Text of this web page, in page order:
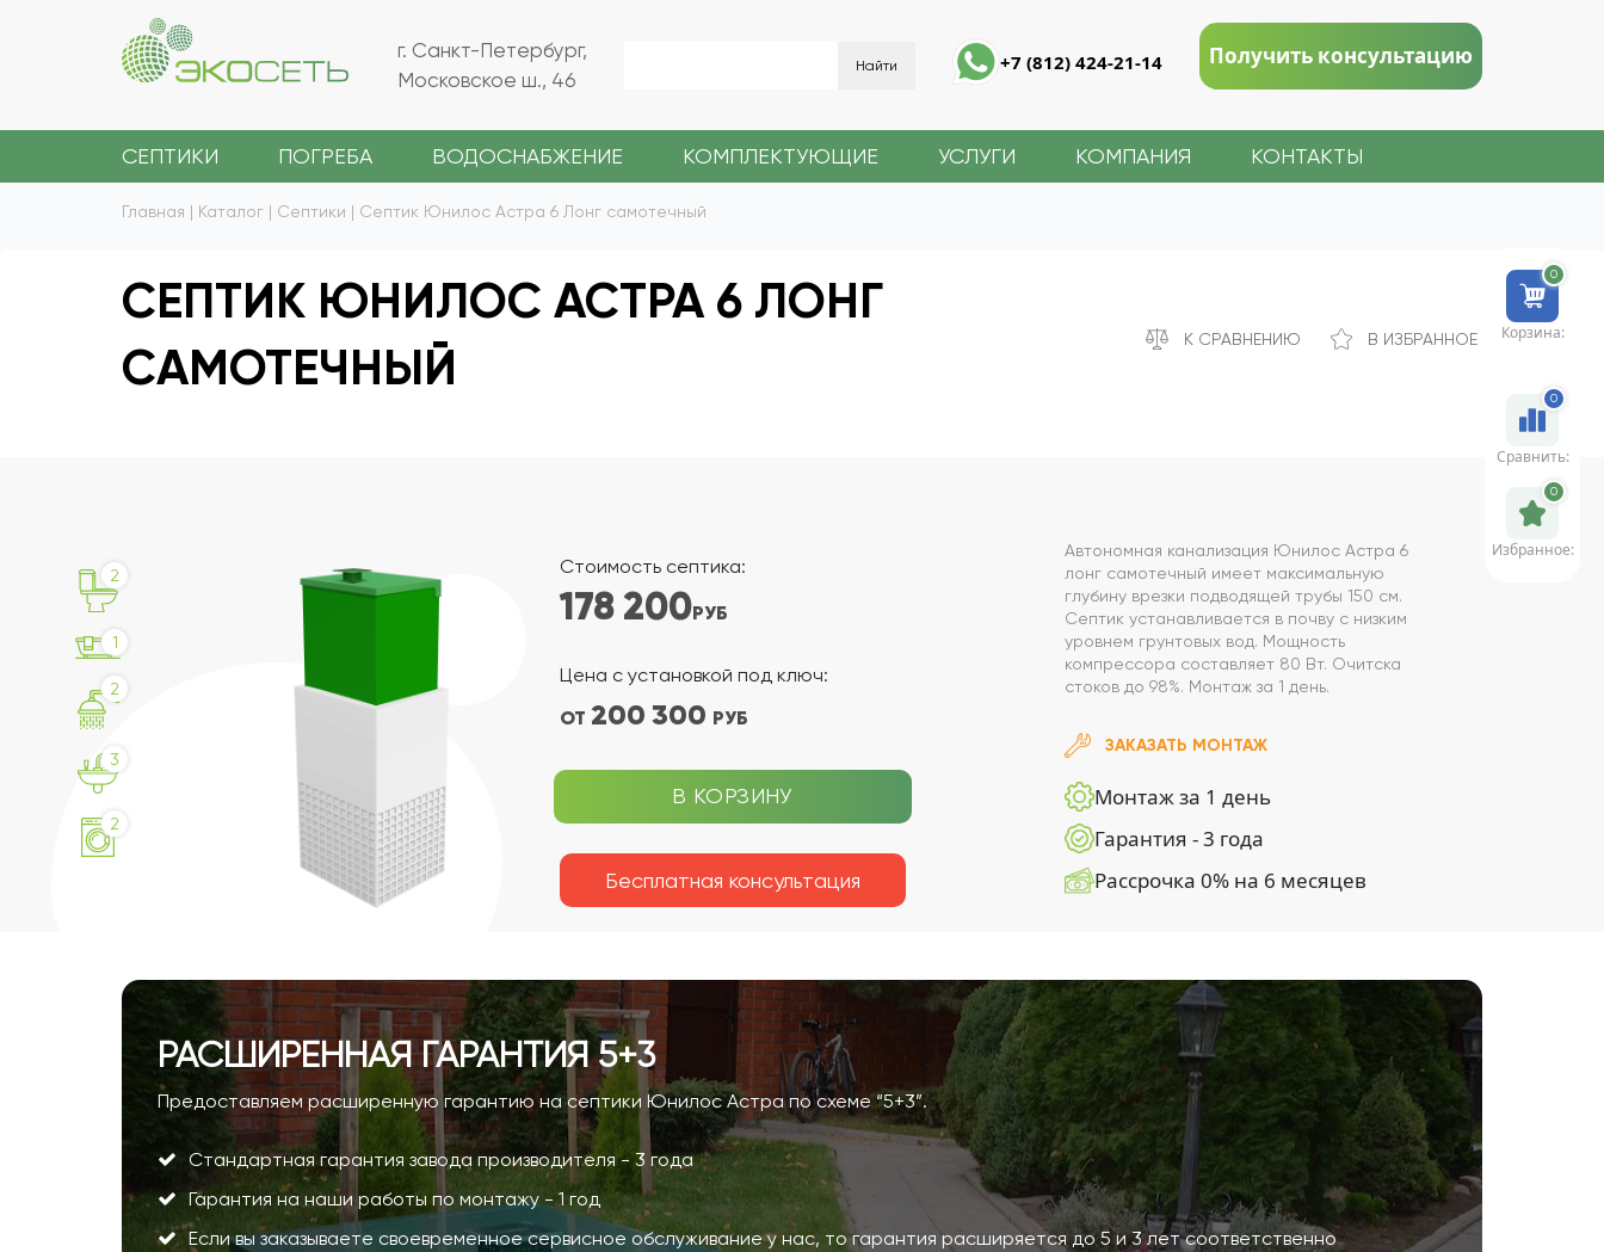
г. Санкт-Петербург,
Московское ш., 46
+7 (812) 424-21-14 Получить консультацию
СЕПТИКИ ПОГРЕБА ВОДОСНАБЖЕНИЕ КОМПЛЕКТУЮЩИЕ УСЛУГИ КОМПАНИЯ КОНТАКТЫ
Главная | Каталог | Септики | Септик Юнилос Астра 6 Лонг самотечный
СЕПТИК ЮНИЛОС АСТРА 6 ЛОНГ
САМОТЕЧНЫЙ
К СРАВНЕНИЮ В ИЗБРАННОЕ
2
1
2
3
2
Стоимость септика:
178 200РУБ
Цена с установкой под ключ:
ОТ 200 300 РУБ
В КОРЗИНУ
Бесплатная консультация
Автономная канализация Юнилос Астра 6
лонг самотечный имеет максимальную
глубину врезки подводящей трубы 150 см.
Септик устанавливается в почву с низким
уровнем грунтовых вод. Мощность
компрессора составляет 80 Вт. Очитска
стоков до 98%. Монтаж за 1 день.
ЗАКАЗАТЬ МОНТАЖ
Монтаж за 1 день
Гарантия - 3 года
Рассрочка 0% на 6 месяцев
РАСШИРЕННАЯ ГАРАНТИЯ 5+3
Предоставляем расширенную гарантию на септики Юнилос Астра по схеме “5+3”.
Стандартная гарантия завода производителя - 3 года
Гарантия на наши работы по монтажу - 1 год
Если вы заказываете своевременное сервисное обслуживание у нас, то гарантия расширяется до 5 и 3 лет соответственно
0
Корзина:
0
Сравнить:
0
Избранное: